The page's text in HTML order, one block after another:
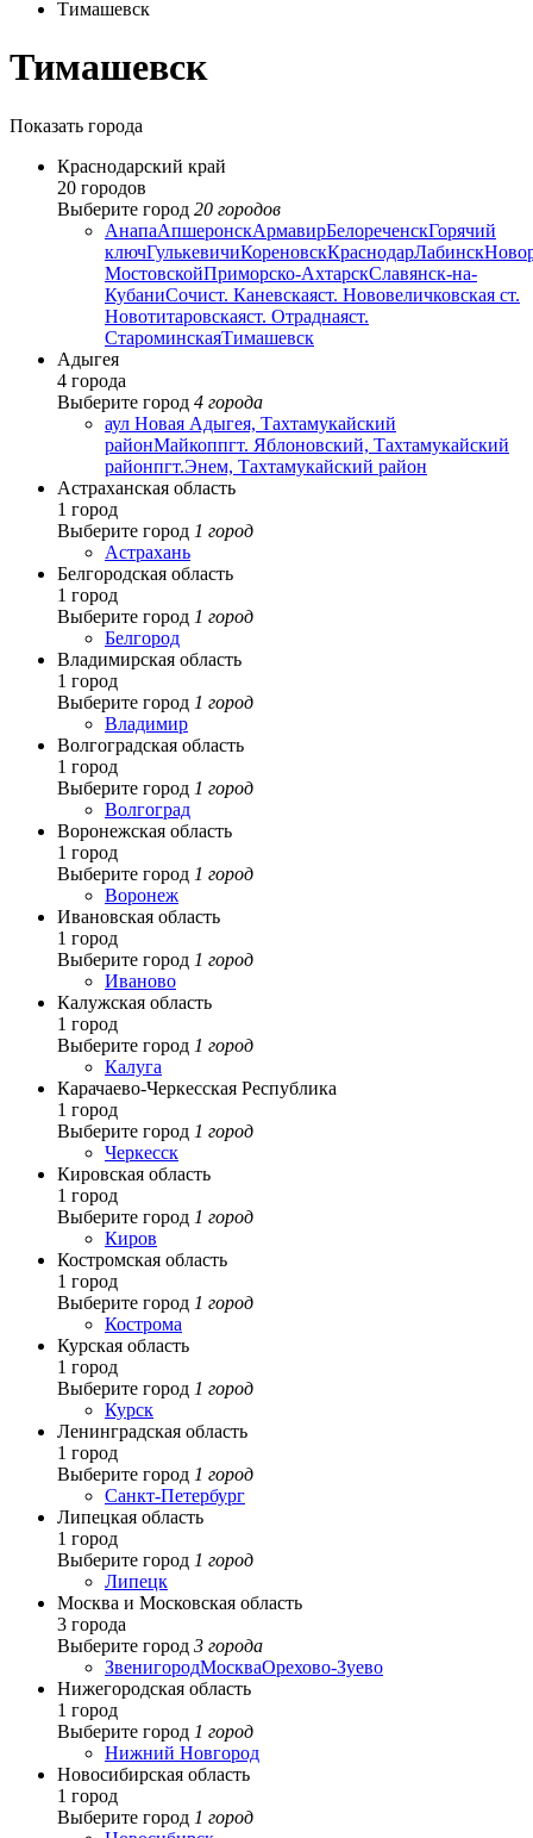
Тимашевск
Тимашевск
Показать города
Краснодарский край
20 городов
Выберите город 20 городов
АнапаАпшеронскАрмавирБелореченскГорячий
ключГулькевичиКореновскКраснодарЛабинск
МостовскойПриморско-АхтарскСлавянск-на-
КубаниСочист. Каневскаяст. Нововеличковская ст.
Новотитаровскаяст. Отраднаяст.
СтароминскаяТимашевск
Адыгея
4 города
Выберите город 4 города
аул Новая Адыгея, Тахтамукайский
районМайкоппгт. Яблоновский, Тахтамукайский
районпгт.Энем, Тахтамукайский район
Астраханская область
1 город
Выберите город 1 город
Астрахань
Белгородская область
1 город
Выберите город 1 город
Белгород
Владимирская область
1 город
Выберите город 1 город
Владимир
Волгоградская область
1 город
Выберите город 1 город
Волгоград
Воронежская область
1 город
Выберите город 1 город
Воронеж
Ивановская область
1 город
Выберите город 1 город
Иваново
Калужская область
1 город
Выберите город 1 город
Калуга
Карачаево-Черкесская Республика
1 город
Выберите город 1 город
Черкесск
Кировская область
1 город
Выберите город 1 город
Киров
Костромская область
1 город
Выберите город 1 город
Кострома
Курская область
1 город
Выберите город 1 город
Курск
Ленинградская область
1 город
Выберите город 1 город
Санкт-Петербург
Липецкая область
1 город
Выберите город 1 город
Липецк
Москва и Московская область
3 города
Выберите город 3 города
ЗвенигородМоскваОрехово-Зуево
Нижегородская область
1 город
Выберите город 1 город
Нижний Новгород
Новосибирская область
1 город
Выберите город 1 город